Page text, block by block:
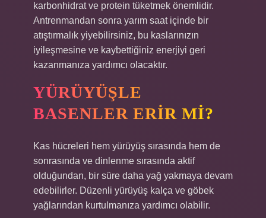
karbonhidrat ve protein tüketmek önemlidir.
Antrenmandan sonra yarım saat içinde bir
atıştırmalık yiyebilirsiniz, bu kaslarınızın
iyileşmesine ve kaybettiğiniz enerjiyi geri
kazanmanıza yardımcı olacaktır.
YÜRÜYÜŞLE
BASENLER ERIR MI?
Kas hücreleri hem yürüyüş sırasında hem de
sonrasında ve dinlenme sırasında aktif
olduğundan, bir süre daha yağ yakmaya devam
edebilirler. Düzenli yürüyüş kalça ve göbek
yağlarından kurtulmanıza yardımcı olabilir.